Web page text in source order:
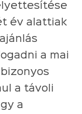
év alattiak
a mai
a távoli
a